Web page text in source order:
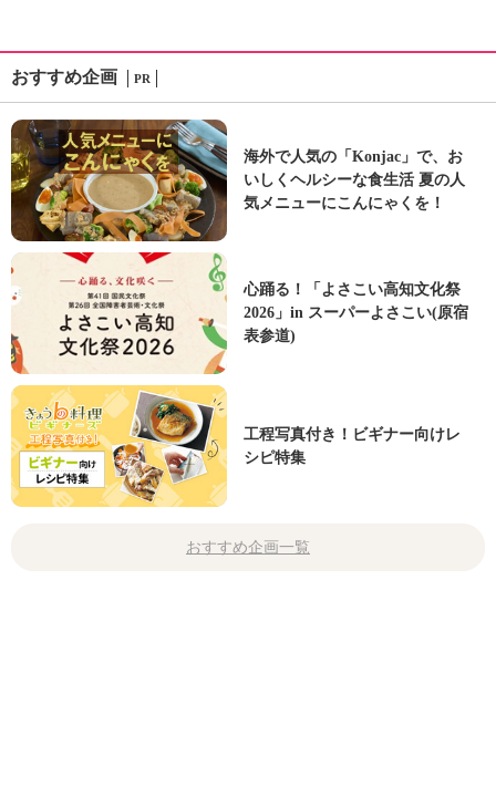
おすすめ企画 PR
海外で人気の「Konjac」で、お
いしくヘルシーな食生活 夏の人
気メニューにこんにゃくを！
心踊る！「よさこい高知文化祭
2026」in スーパーよさこい(原宿
表参道)
工程写真付き！ビギナー向けレ
シピ特集
おすすめ企画一覧